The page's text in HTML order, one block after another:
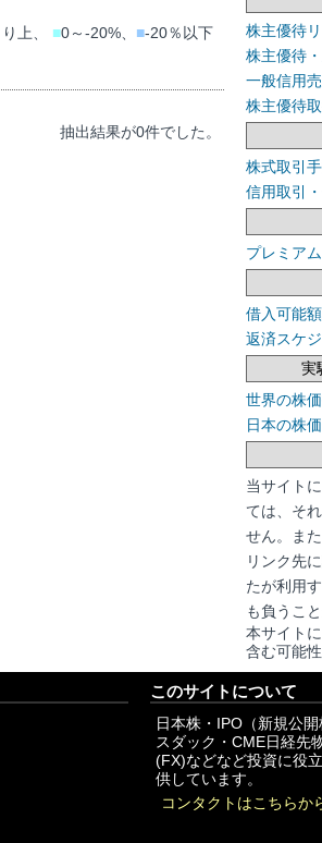
上、 ■0～-20%、 ■-20％以下
抽出結果が0件でした。
株主優待
株主優待
一般信用
株主優待
株式取引
信用取引
プレミア
借入可能
返済スケ
実
世界の株
日本の株
当サイト
ては、そ
せん。ま
リンク先
たが利用
も負うこ
本サイト
含む可能性
このサイトについて
日本株・IPO（新規公
スダック・CME日経先
(FX)などなど投資に役
供しています。
コンタクトはこちらか